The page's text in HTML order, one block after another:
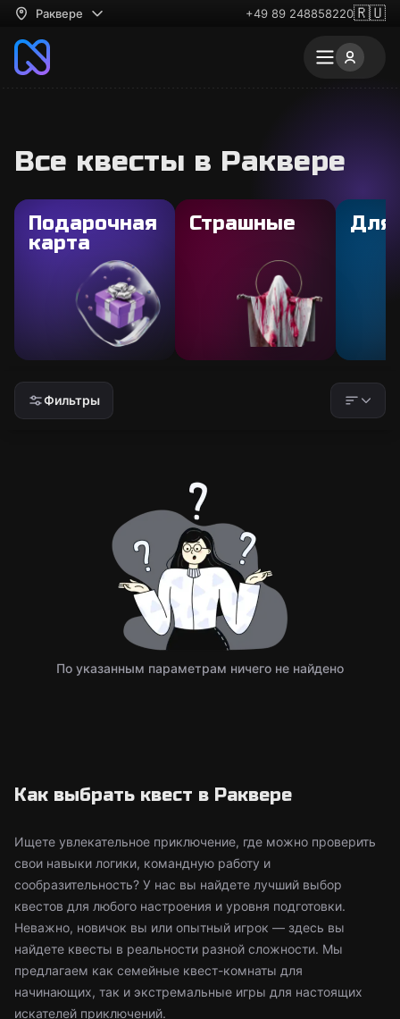
Раквере +49 89 248858220🇷🇺
Все квесты в Раквере
Подарочная
карта
Страшные Для
Фильтры
По указанным параметрам ничего не найдено
Как выбрать квест в Раквере
Ищете увлекательное приключение, где можно проверить
свои навыки логики, командную работу и
сообразительность? У нас вы найдете лучший выбор
квестов для любого настроения и уровня подготовки.
Неважно, новичок вы или опытный игрок — здесь вы
найдете квесты в реальности разной сложности. Мы
предлагаем как семейные квест-комнаты для
начинающих, так и экстремальные игры для настоящих
искателей приключений.